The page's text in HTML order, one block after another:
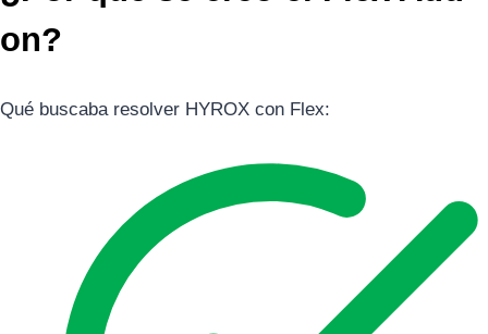
on?
Qué buscaba resolver HYROX con Flex: